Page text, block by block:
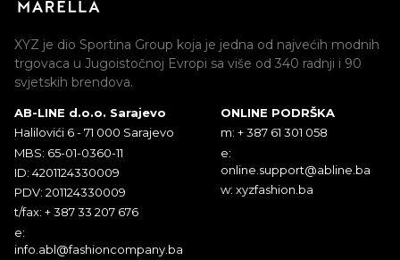
XYZ je dio Sportina Group koja je jedna od najvećih modnih
trgovaca u Jugoistočnoj Evropi sa više od 340 radnji i 90
svjetskih brendova.
AB-LINE d.o.o. Sarajevo
Halilovići 6 - 71 000 Sarajevo
MBS: 65-01-0360-11
ID: 4201124330009
PDV: 201124330009
t/fax: + 387 33 207 676
e:
info.abl@fashioncompany.ba
ONLINE PODRŠKA
m: + 387 61 301 058
e:
online.support@abline.ba
w: xyzfashion.ba